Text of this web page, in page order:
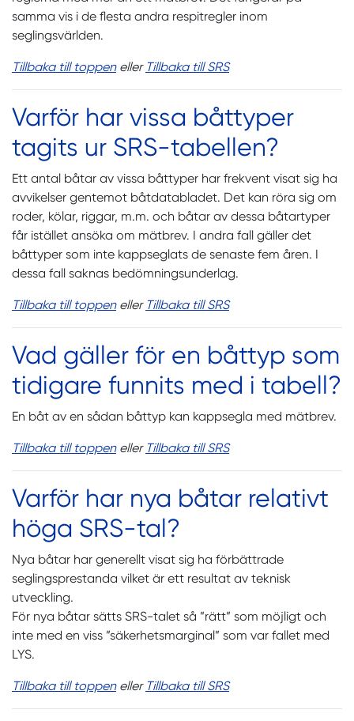
samma vis i de flesta andra respitregler inom
seglingsvärlden.
Tillbaka till toppeneller Tillbaka till SRS
Varför har vissa båttyper
tagits ur SRS-tabellen?
Ett antal båtar av vissa båttyper har frekvent visat sig ha
avvikelser gentemot båtdatabladet. Det kan röra sig om
roder, kölar, riggar, m.m. och båtar av dessa båtartyper
får istället ansöka om mätbrev. I andra fall gäller det
båttyper som inte kappseglats de senaste fem åren. I
dessa fall saknas bedömningsunderlag.
Tillbaka till toppeneller Tillbaka till SRS
Vad gäller för en båttyp som
tidigare funnits med i tabell?
En båt av en sådan båttyp kan kappsegla med mätbrev.
Tillbaka till toppeneller Tillbaka till SRS
Varför har nya båtar relativt
höga SRS-tal?
Nya båtar har generellt visat sig ha förbättrade
seglingsprestanda vilket är ett resultat av teknisk
utveckling.
För nya båtar sätts SRS-talet så ”rätt” som möjligt och
inte med en viss ”säkerhetsmarginal” som var fallet med
LYS.
Tillbaka till toppeneller Tillbaka till SRS